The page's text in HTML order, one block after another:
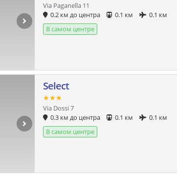
Via Paganella 11
0.2 км до центра
0.1 км
0.1 км
В самом центре
Select
★★★
Via Dossi 7
0.3 км до центра
0.1 км
0.1 км
В самом центре